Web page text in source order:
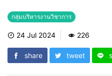
กลุ่มบริหารงานวิชาการ
24 Jul 2024 226
share tweet